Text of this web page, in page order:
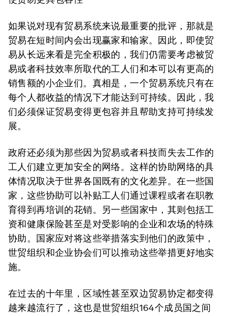
如果说对现有贸易系统来说最重要的批评，那就是
贸易在短时间内会出现赢家和输家。因此，即使贸
易从长远来看是完全积极的，我们仍需要考虑被贸
易或者科技效率所取代的工人们和本可以有更高的
销售额的小企业们。真相是，一个贸易系统只有在
每个人都收益的情况下才能达到可持续。因此，我
们必须保证贸易变得更包容并且帮助支持可持续发
展。
政府还必须为那些因为贸易或者科技而失去工作的
工人们建立更加安全的网络。这样的协助网络的具
体情况取决于世界各国既有的文化差异。在一些国
家，这些协助可以补贴工人们通过课程或者在职教
育得到再培训的花销。另一些国家中，其则包括工
资和健康保险甚至是对受影响的企业和农场的特殊
协助。国家应对将这些举措落实到他们的政策中，
世贸组织和企业协会们可以推动这些举措更好地实
施。
在过去的十年里，区域性甚至双边贸易协定都变得
越来越流行了，这也是世贸组织164个成员国之间